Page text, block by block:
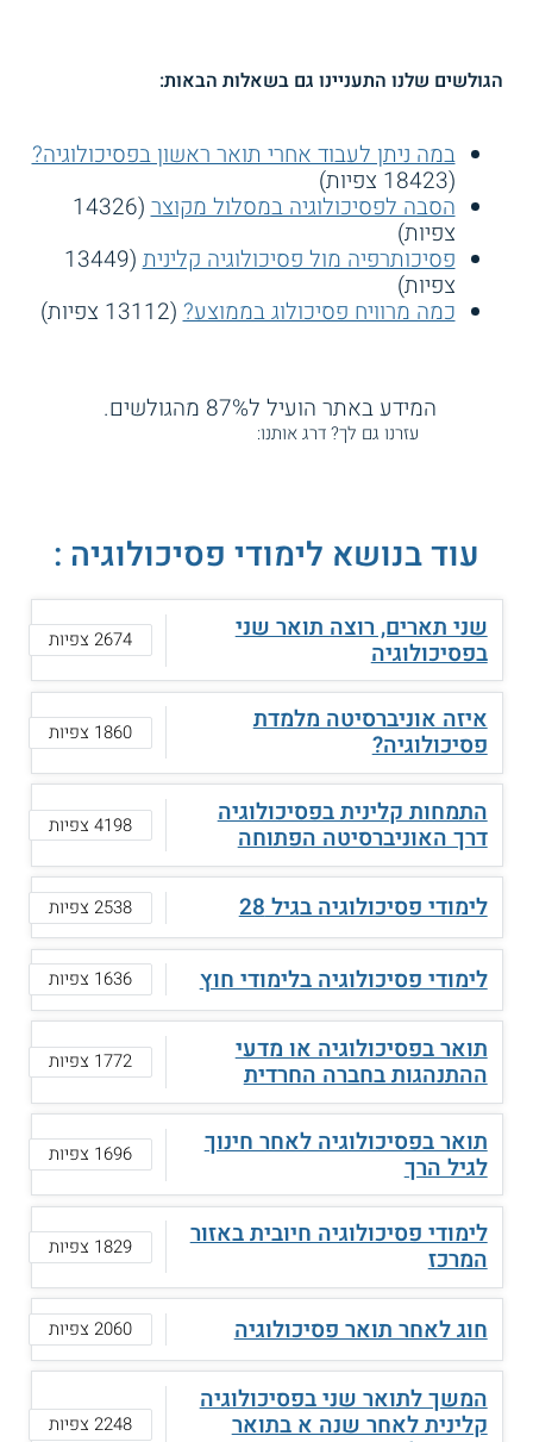
הגולשים שלנו התעניינו גם בשאלות הבאות:
במה ניתן לעבוד אחרי תואר ראשון בפסיכולוגיה?
(18423 צפיות)
הסבה לפסיכולוגיה במסלול מקוצר (14326
צפיות)
פסיכותרפיה מול פסיכולוגיה קלינית (13449
צפיות)
כמה מרוויח פסיכולוג בממוצע?(13112 צפיות)
המידע באתר הועיל ל87% מהגולשים.
עזרנו גם לך? דרג אותנו:
עוד בנושא לימודי פסיכולוגיה :
שני תארים, רוצה תואר שני
בפסיכולוגיה 2674 צפיות
איזה אוניברסיטה מלמדת
פסיכולוגיה? 1860 צפיות
התמחות קלינית בפסיכולוגיה
דרך האוניברסיטה הפתוחה 4198 צפיות
לימודי פסיכולוגיה בגיל 28 2538 צפיות
לימודי פסיכולוגיה בלימודי חוץ 1636 צפיות
תואר בפסיכולוגיה או מדעי
ההתנהגות בחברה החרדית 1772 צפיות
תואר בפסיכולוגיה לאחר חינוך
לגיל הרך 1696 צפיות
לימודי פסיכולוגיה חיובית באזור
המרכז 1829 צפיות
חוג לאחר תואר פסיכולוגיה 2060 צפיות
המשך לתואר שני בפסיכולוגיה
קלינית לאחר שנה א בתואר 2248 צפיות